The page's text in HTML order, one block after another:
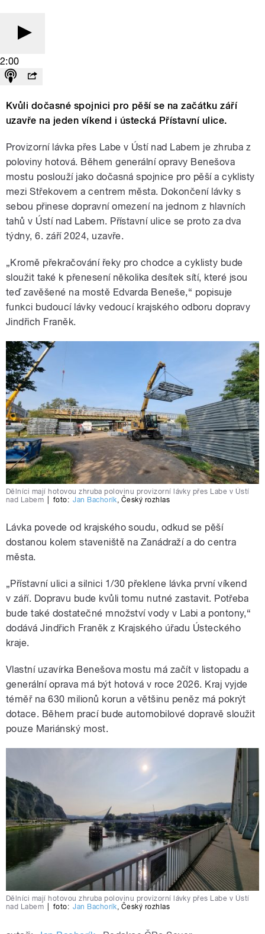
2:00
Kvůli dočasné spojnici pro pěší se na začátku září
uzavře na jeden víkend i ústecká Přístavní ulice.
Provizorní lávka přes Labe v Ústí nad Labem je zhruba z
poloviny hotová. Během generální opravy Benešova
mostu poslouží jako dočasná spojnice pro pěší a cyklisty
mezi Střekovem a centrem města. Dokončení lávky s
sebou přinese dopravní omezení na jednom z hlavních
tahů v Ústí nad Labem. Přístavní ulice se proto za dva
týdny, 6. září 2024, uzavře.
„Kromě překračování řeky pro chodce a cyklisty bude
sloužit také k přenesení několika desítek sítí, které jsou
teď zavěšené na mostě Edvarda Beneše,“ popisuje
funkci budoucí lávky vedoucí krajského odboru dopravy
Jindřich Franěk.
Dělníci mají hotovou zhruba polovinu provizorní lávky přes Labe v Ústí
nad Labem
foto: Jan Bachorík, Český rozhlas
Lávka povede od krajského soudu, odkud se pěší
dostanou kolem staveniště na Zanádraží a do centra
města.
„Přístavní ulici a silnici 1/30 překlene lávka první víkend
v září. Dopravu bude kvůli tomu nutné zastavit. Potřeba
bude také dostatečné množství vody v Labi a pontony,“
dodává Jindřich Franěk z Krajského úřadu Ústeckého
kraje.
Vlastní uzavírka Benešova mostu má začít v listopadu a
generální oprava má být hotová v roce 2026. Kraj vyjde
téměř na 630 milionů korun a většinu peněz má pokrýt
dotace. Během prací bude automobilové dopravě sloužit
pouze Mariánský most.
Dělníci mají hotovou zhruba polovinu provizorní lávky přes Labe v Ústí
nad Labem
foto: Jan Bachorík Český rozhlas